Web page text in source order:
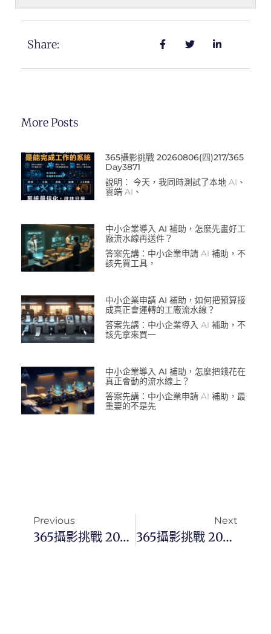
Share:
More Posts
365攝影挑戰 20260806(四)217/365
Day3871
說明： 今天，我同時測試了本地 AI、
雲端 AI、
中小企業導入 AI 補助，怎麼先畫好工
廠流水線再送件？
答案先講：中小企業申請 AI 補助，不
該先買工具，
中小企業申請 AI 補助，如何把預算接
成真正會運轉的工廠流水線？
答案先講：中小企業導入 AI 補助，不
該先拿來買一
中小企業導入 AI 補助，怎麼把錢花在
真正會動的流水線上？
答案先講：中小企業申請 AI 補助，最
重要的不是先
Previous
365攝影挑戰 20250604(三)155/365 Day3424
Next
365攝影挑戰 20250605(四)156/365 Day3425